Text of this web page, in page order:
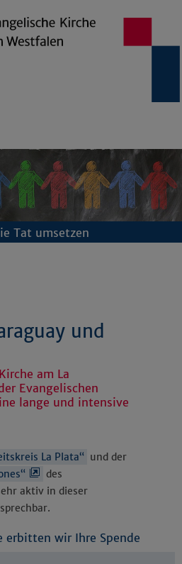
Tat umsetzen
und
am La
Evangelischen
lange und intensive
La Plata“ und der
des
aktiv in dieser
erbitten wir Ihre Spende